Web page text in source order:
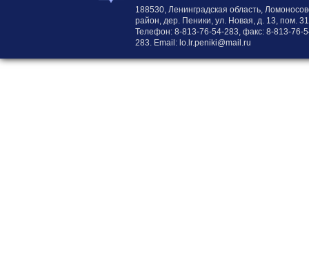
188530, Ленинградская область,
район, дер. Пеники, ул. Новая, д. 13, пом. 31
Телефон: 8-813-76-54-283 , факс: 8-813-76-
283 . Email: lo.lr.peniki@mail.ru